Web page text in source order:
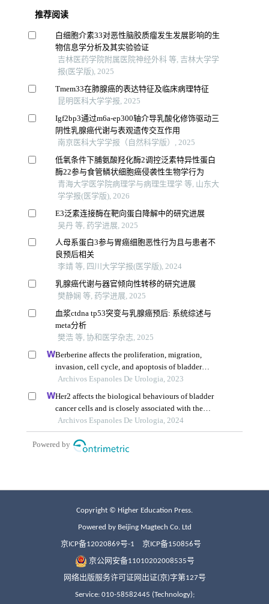
Copyright © Higher Education Press.
Powered by Beijing Magtech Co. Ltd
京ICP备12020869号-1 京ICP备150856号
京公网安备11010202008535号
网络出版服务许可证网出证(京)字第127号
Service: 010-58582445 (Technology);